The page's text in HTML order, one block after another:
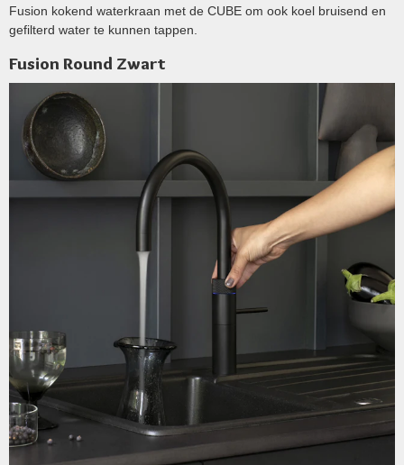
Fusion kokend waterkraan met de CUBE om ook koel bruisend en
gefilterd water te kunnen tappen.
Fusion Round Zwart